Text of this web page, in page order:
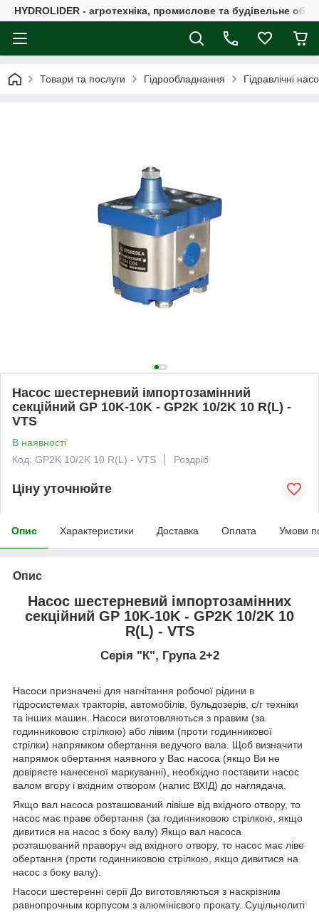
HYDROLIDER - агротехніка, промислове та будівельне
Товари та послуги Гідрообладнання Гідравлічні
Насос шестерневий імпортозамінний
секційний GP 10K-10K - GP2K 10/2K 10 R(L) -
VTS
В наявності
Код: GP2K 10/2K 10 R(L) - VTS
Роздріб
Ціну уточнюйте
Опис Характеристики Доставка Оплата Умови
Опис
Насос шестерневий імпортозамінних
секційний GP 10K-10K - GP2K 10/2K 10
R(L) - VTS
Серія "К", Група 2+2
Насоси призначені для нагнітання робочої рідини в
гідросистемах тракторів, автомобілів, бульдозерів, с/г техніки
та інших машин. Насоси виготовляються з правим (за
годинниковою стрілкою) або лівим (проти годинникової
стрілки) напрямком обертання ведучого вала. Щоб визначити
напрямок обертання наявного у Вас насоса (якщо Ви не
довіряєте нанесеної маркуванні), необхідно поставити насос
валом вгору і вхідним отвором (напис ВХІД) до наглядача.
Якщо вал насоса розташований лівіше від вхідного отвору, то
насос має праве обертання (за годинниковою стрілкою, якщо
дивитися на насос з боку валу) Якщо вал насоса
розташований праворуч від вхідного отвору, то насос має ліве
обертання (проти годинниковою стрілкою, якщо дивитися на
насос з боку валу).
Насоси шестеренні серії До виготовляються з наскрізним
равнопрочным корпусом з алюмінієвого прокату. Суцільнолиті